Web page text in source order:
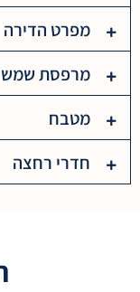
מפרט הדירה​
מרפסת שמש​
מטבח​
חדרי רחצה​